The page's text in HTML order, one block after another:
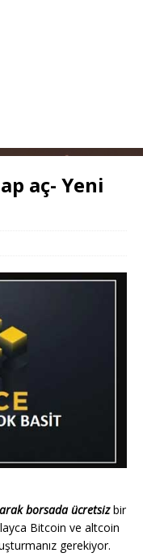
aç- Yeni
borsada ücretsizbir
Bitcoin ve altcoin
gerekiyor.